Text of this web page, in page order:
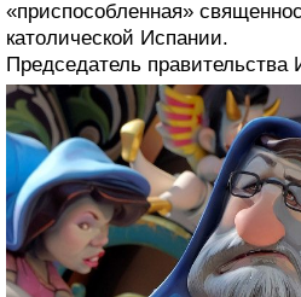
«приспособленная»
католической Испании.
Председатель